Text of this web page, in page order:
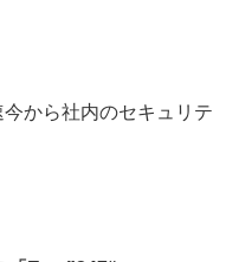
から社内のセキュリテ